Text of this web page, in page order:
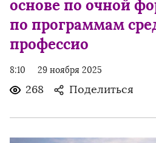
основе по очной
по программам
профессио
8:10 29 ноября 2025
268 Поделиться